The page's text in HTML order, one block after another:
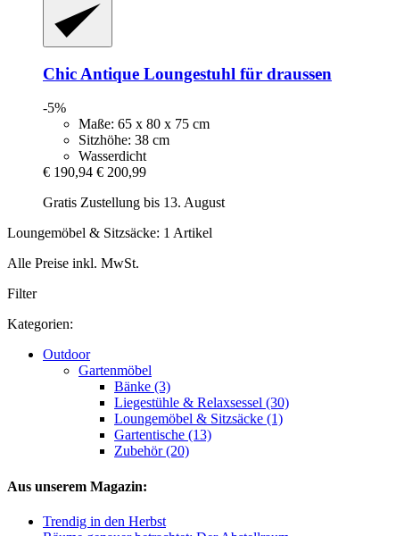
Chic Antique Loungestuhl für draussen
-5%
Maße: 65 x 80 x 75 cm
Sitzhöhe: 38 cm
Wasserdicht
€ 190,94 € 200,99
Gratis Zustellung bis 13. August
Loungemöbel & Sitzsäcke: 1 Artikel
Alle Preise inkl. MwSt.
Filter
Kategorien:
Outdoor
Gartenmöbel
Bänke (3)
Liegestühle & Relaxsessel (30)
Loungemöbel & Sitzsäcke (1)
Gartentische (13)
Zubehör (20)
Aus unserem Magazin:
Trendig in den Herbst